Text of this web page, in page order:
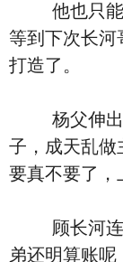
他也只能听
等到下次长河
打造了。
杨父伸出
子，成天乱做
要真不要了，
顾长河连忙
弟还明算账呢